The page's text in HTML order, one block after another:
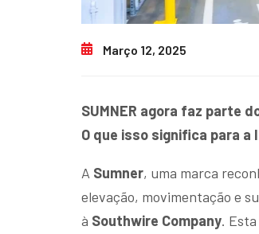
Março 12, 2025
SUMNER agora faz parte
O que isso significa para
A Sumner, uma marca
elevação, movimentação e
à Southwire Company.